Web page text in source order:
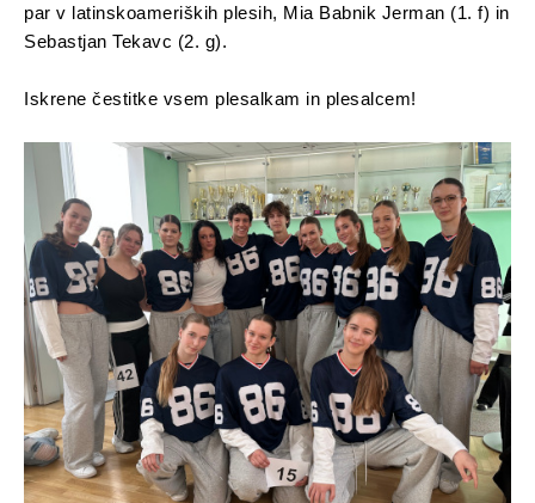
par v latinskoameriških plesih, Mia Babnik Jerman (1. f) in
Sebastjan Tekavc (2. g).
Iskrene čestitke vsem plesalkam in plesalcem!